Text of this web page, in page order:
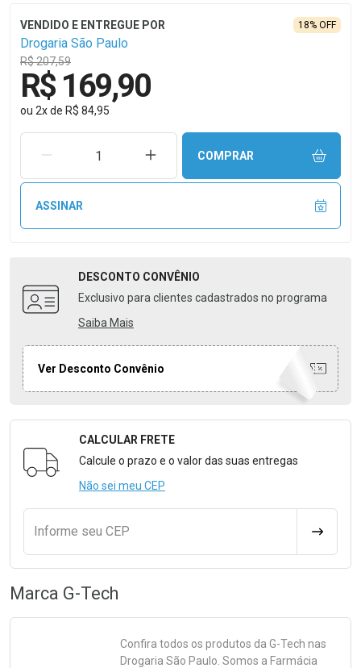
Drogaria São Paulo
R$ 207,59
18% OFF
R$ 169,90
ou 2xde R$ 84,95
REMOVER UMA UNIDADEAUMENTAR UMA UNIDADE
COMPRAR
ASSINAR
DESCONTO CONVÊNIO
Exclusivo para clientes cadastrados no programa
Saiba Mais
Ver Desconto Convênio
Formulário para Calcular o Frete
CALCULAR FRETE
Calcule o prazo e o valor das suas entregas
Não sei meu CEP
Informe seu CEP
Marca G-Tech
Confira todos os produtos da G-Tech nas
Drogaria São Paulo. Somos a Farmácia